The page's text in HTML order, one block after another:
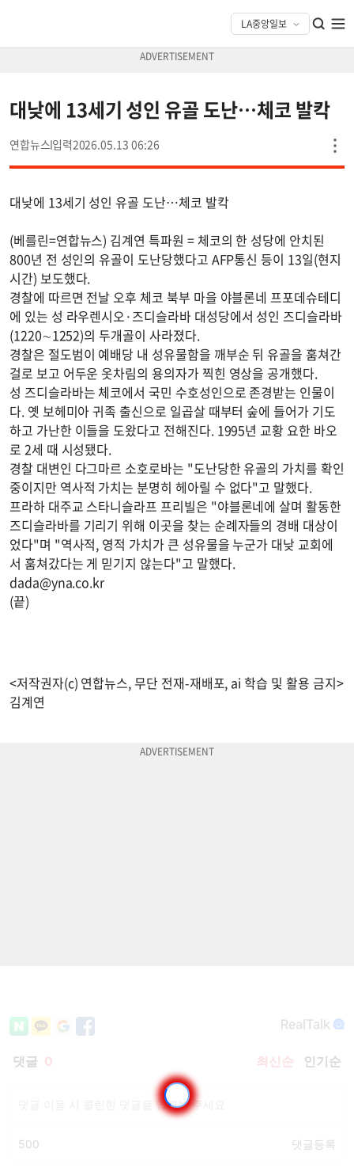
대낮에 13세기 성인 유골 도난…체코 발칵
연합뉴스 2026.05.13 06:26
대낮에 13세기 성인 유골 도난…체코 발칵
(베를린=연합뉴스) 김계연 특파원 = 체코의 한 성당에 안치된
800년 전 성인의 유골이 도난당했다고 AFP통신 등이 13일(현지
시간) 보도했다.
경찰에 따르면 전날 오후 체코 북부 마을 야블론네 프포데슈테디
에 있는 성 라우렌시오·즈디슬라바 대성당에서 성인 즈디슬라바
(1220∼1252)의 두개골이 사라졌다.
경찰은 절도범이 예배당 내 성유물함을 깨부순 뒤 유골을 훔쳐간
걸로 보고 어두운 옷차림의 용의자가 찍힌 영상을 공개했다.
성 즈디슬라바는 체코에서 국민 수호성인으로 존경받는 인물이
다. 옛 보헤미아 귀족 출신으로 일곱살 때부터 숲에 들어가 기도
하고 가난한 이들을 도왔다고 전해진다. 1995년 교황 요한 바오
로 2세 때 시성됐다.
경찰 대변인 다그마르 소호로바는 "도난당한 유골의 가치를 확인
중이지만 역사적 가치는 분명히 헤아릴 수 없다"고 말했다.
프라하 대주교 스타니슬라프 프리빌은 "야블론네에 살며 활동한
즈디슬라바를 기리기 위해 이곳을 찾는 순례자들의 경배 대상이
었다"며 "역사적, 영적 가치가 큰 성유물을 누군가 대낮 교회에
서 훔쳐갔다는 게 믿기지 않는다"고 말했다.
dada@yna.co.kr
(끝)
<저작권자(c) 연합뉴스, 무단 전재-재배포, ai 학습 및 활용 금지>
김계연